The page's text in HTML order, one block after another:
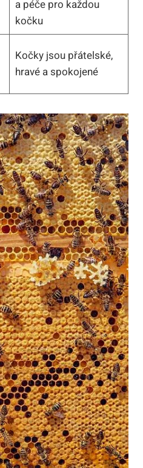
a péče pro každou
kočku
Kočky jsou ‍přátelské,
⁤hravé a spokojené